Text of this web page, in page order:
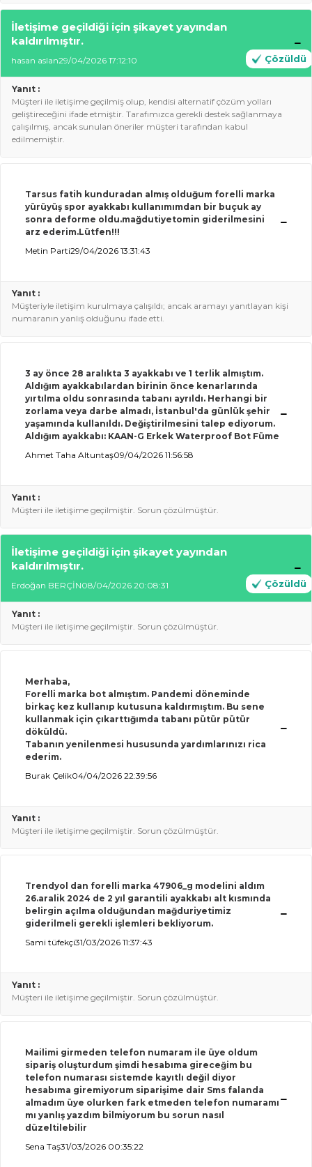
İletişime geçildiği için şikayet yayından
kaldırılmıştır.
Çözüldü
hasan aslan29/04/2026 17:12:10
Yanıt :
Müşteri ile iletişime geçilmiş olup, kendisi alternatif çözüm yolları
geliştireceğini ifade etmiştir. Tarafımızca gerekli destek sağlanmaya
çalışılmış, ancak sunulan öneriler müşteri tarafından kabul
edilmemiştir.
Tarsus fatih kunduradan almış olduğum forelli marka
yürüyüş spor ayakkabı kullanımımdan bir buçuk ay
sonra deforme oldu.mağdutiyetomin giderilmesini
arz ederim.Lütfen!!!
Metin Parti29/04/2026 13:31:43
Yanıt :
Müşteriyle iletişim kurulmaya çalışıldı; ancak aramayı yanıtlayan kişi
numaranın yanlış olduğunu ifade etti.
3 ay önce 28 aralıkta 3 ayakkabı ve 1 terlik almıştım.
Aldığım ayakkabılardan birinin önce kenarlarında
yırtılma oldu sonrasında tabanı ayrıldı. Herhangi bir
zorlama veya darbe almadı, İstanbul'da günlük şehir
yaşamında kullanıldı. Değiştirilmesini talep ediyorum.
Aldığım ayakkabı: KAAN-G Erkek Waterproof Bot Füme
Ahmet Taha Altuntaş09/04/2026 11:56:58
Yanıt :
Müşteri ile iletişime geçilmiştir. Sorun çözülmüştür.
İletişime geçildiği için şikayet yayından
kaldırılmıştır.
Çözüldü
Erdoğan BERÇİN08/04/2026 20:08:31
Yanıt :
Müşteri ile iletişime geçilmiştir. Sorun çözülmüştür.
Merhaba,
Forelli marka bot almıştım. Pandemi döneminde
birkaç kez kullanıp kutusuna kaldırmıştım. Bu sene
kullanmak için çıkarttığımda tabanı pütür pütür
döküldü.
Tabanın yenilenmesi hususunda yardımlarınızı rica
ederim.
Burak Çelik04/04/2026 22:39:56
Yanıt :
Müşteri ile iletişime geçilmiştir. Sorun çözülmüştür.
Trendyol dan forelli marka 47906_g modelini aldım
26.aralik 2024 de 2 yıl garantili ayakkabı alt kısmında
belirgin açılma olduğundan mağduriyetimiz
giderilmeli gerekli işlemleri bekliyorum.
Sami tüfekçi31/03/2026 11:37:43
Yanıt :
Müşteri ile iletişime geçilmiştir. Sorun çözülmüştür.
Mailimi girmeden telefon numaram ile üye oldum
sipariş oluşturdum şimdi hesabıma gireceğim bu
telefon numarası sistemde kayıtlı değil diyor
hesabıma giremiyorum siparişime dair Sms falanda
almadım üye olurken fark etmeden telefon numaramı
mı yanlış yazdım bilmiyorum bu sorun nasıl
düzeltilebilir
Sena Taş31/03/2026 00:35:22